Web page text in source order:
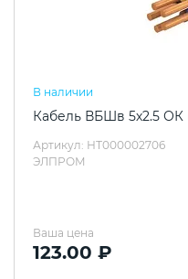
В наличии
Кабель ВБШв 5х2.5
Артикул: НТ000002706
ЭЛПРОМ
Ваша цена
123.00 ₽